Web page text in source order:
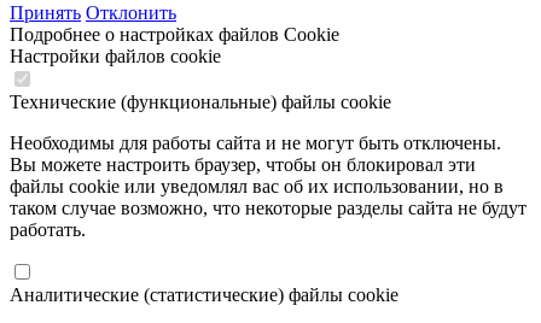
Принять Отклонить
Подробнее о настройках файлов Cookie
Настройки файлов cookie
Технические (функциональные) файлы cookie
Необходимы для работы сайта и не могут быть отключены.
Вы можете настроить браузер, чтобы он блокировал эти
файлы cookie или уведомлял вас об их использовании, но в
таком случае возможно, что некоторые разделы сайта не будут
работать.
Аналитические (статистические) файлы cookie